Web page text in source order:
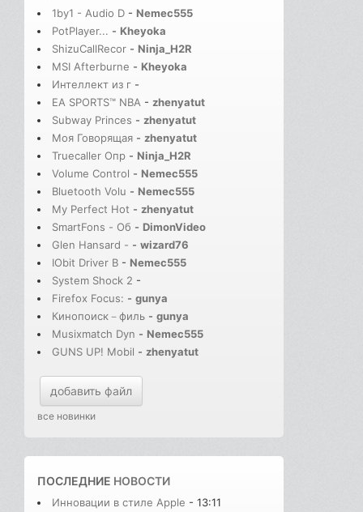
1by1 - Audio D - Nemec555
PotPlayer... - Kheyoka
ShizuCallRecor - Ninja_H2R
MSI Afterburne - Kheyoka
Интеллект из г -
EA SPORTS™ NBA - zhenyatut
Subway Princes - zhenyatut
Моя Говорящая - zhenyatut
Truecaller Опр - Ninja_H2R
Volume Control - Nemec555
Bluetooth Volu - Nemec555
My Perfect Hot - zhenyatut
SmartFons - Об - DimonVideo
Glen Hansard - - wizard76
IObit Driver B - Nemec555
System Shock 2 -
Firefox Focus: - gunya
Кинопоиск－филь - gunya
Musixmatch Dyn - Nemec555
GUNS UP! Mobil - zhenyatut
добавить файл
все новинки
ПОСЛЕДНИЕ НОВОСТИ
Инновации в стиле Apple - 13:11